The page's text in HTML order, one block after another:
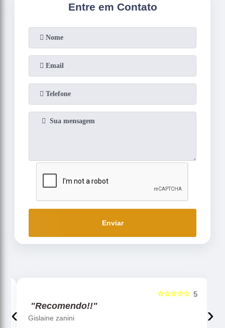
Entre em Contato
Enviar
5
☆☆☆☆☆
"Recomendo!!"
Gislaine zanini
‹ ›